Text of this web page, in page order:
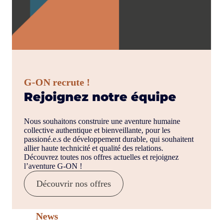
G-ON recrute !
Rejoignez notre équipe
Nous souhaitons construire une aventure humaine
collective authentique et bienveillante, pour les
passioné.e.s de développement durable, qui souhaitent
allier haute technicité et qualité des relations.
Découvrez toutes nos offres actuelles et rejoignez
l’aventure G-ON !
Découvrir nos offres
News